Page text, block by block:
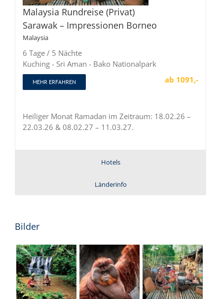
Malaysia Rundreise (Privat)
Sarawak – Impressionen Borneo
Malaysia
6 Tage / 5 Nächte
Kuching - Sri Aman - Bako Nationalpark
ab 1091,-
MEHR ERFAHREN
Heiliger Monat Ramadan im Zeitraum: 18.02.26 –
22.03.26 & 08.02.27 – 11.03.27.
Hotels
Länderinfo
Bilder